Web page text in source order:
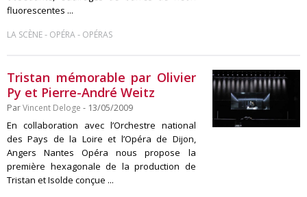
fluorescentes ...
LA SCÈNE- OPÉRA- OPÉRAS
Tristan mémorable par Olivier
Py et Pierre-André Weitz
ParVincent Deloge - 13/05/2009
En collaboration avec l’Orchestre national
des Pays de la Loire et l’Opéra de Dijon,
Angers Nantes Opéra nous propose la
première hexagonale de la production de
Tristan et Isolde conçue ...